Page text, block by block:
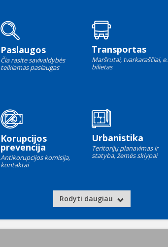
Paslaugos
Čia rasite savivaldybės
teikiamas paslaugas
Transportas
Maršrutai, tvarkaraščiai, e.
bilietas
Korupcijos
prevencija
Antikorupcijos komisija,
kontaktai
Urbanistika
Teritorijų planavimas ir
statyba, žemės sklypai
Rodyti daugiau